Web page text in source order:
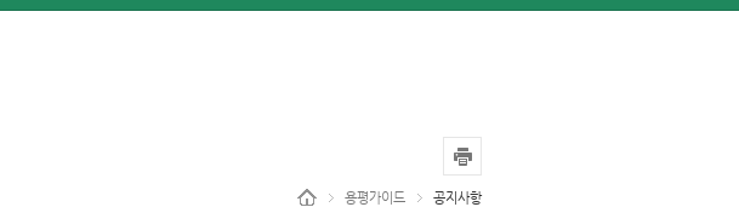
용평가이드 공지사항